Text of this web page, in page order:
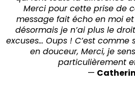
Merci pour cette prise de
message fait écho en moi
désormais je n’ai plus le
excuses… Oups ! C’est comme
en douceur, Merci, je
particulièrement
—